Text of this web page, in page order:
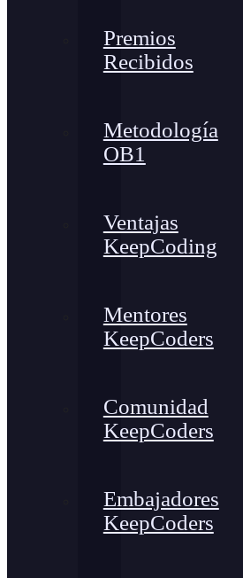
Premios
Recibidos
Metodología
OB1
Ventajas
KeepCoding
Mentores
KeepCoders
Comunidad
KeepCoders
Embajadores
KeepCoders